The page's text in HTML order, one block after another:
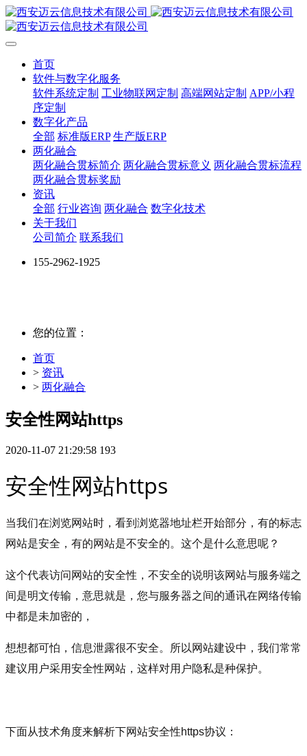
首页
软件与数字化服务
软件系统定制 工业物联网定制 高端网站定制 APP/小程
序定制
数字化产品
全部 标准版ERP 生产版ERP
两化融合
两化融合贯标简介 两化融合贯标意义 两化融合贯标流程
两化融合贯标奖励
资讯
全部 行业咨询 两化融合 数字化技术
关于我们
公司简介 联系我们
155-2962-1925
您的位置：
首页
> 资讯
> 两化融合
安全性网站https
2020-11-07 21:29:58 193
安全性网站https
当我们在浏览网站时，看到浏览器地址栏开始部分，有的标志
网站是安全，有的网站是不安全的。这个是什么意思呢？
这个代表访问网站的安全性，不安全的说明该网站与服务端之
间是明文传输，意思就是，您与服务器之间的通讯在网络传输
中都是未加密的，
想想都可怕，信息泄露很不安全。所以网站建设中，我们常常
建议用户采用安全性网站，这样对用户隐私是种保护。
下面从技术角度来解析下网站安全性https协议：